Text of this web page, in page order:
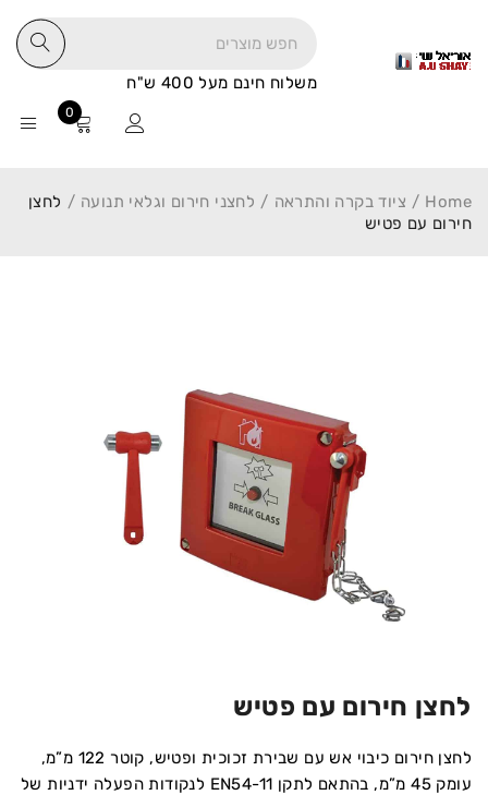
משלוח חינם מעל 400 ש"ח
0
Home
/ ציוד בקרה והתראה / לחצני חירום וגלאי תנועה / לחצן
חירום עם פטיש
לחצן חירום עם פטיש
לחצן חירום כיבוי אש עם שבירת זכוכית ופטיש, קוטר 122 מ”מ,
עומק 45 מ”מ, בהתאם לתקן EN54-11 לנקודות הפעלה ידניות של